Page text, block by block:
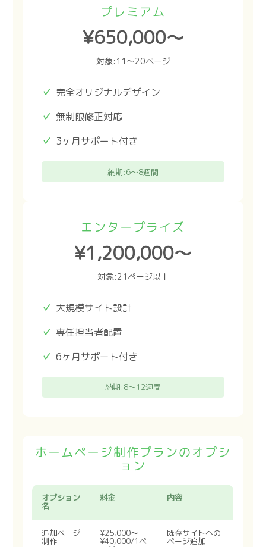
プレミアム
¥650,000〜
対象:11〜20ページ
完全オリジナルデザイン
無制限修正対応
3ヶ月サポート付き
納期:6〜8週間
エンタープライズ
¥1,200,000〜
対象:21ページ以上
大規模サイト設計
専任担当者配置
6ヶ月サポート付き
納期:8〜12週間
ホームページ制作プランのオプシ
ョン
オプション
名
料金 内容
追加ページ
制作
¥25,000〜
¥40,000/1ペ
既存サイトへの
ページ追加